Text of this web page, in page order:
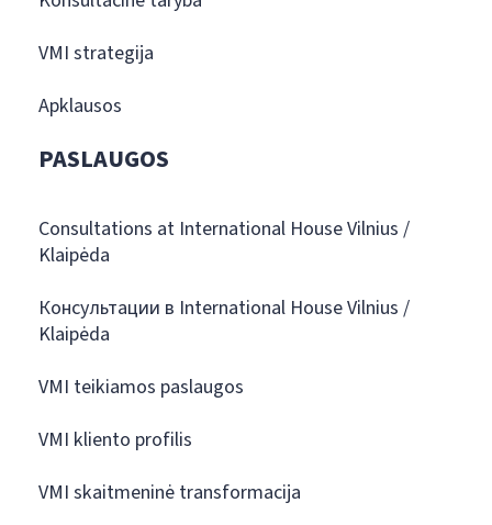
VMI strategija
Apklausos
PASLAUGOS
Consultations at International House Vilnius /
Klaipėda
Консультации в International House Vilnius /
Klaipėda
VMI teikiamos paslaugos
VMI kliento profilis
VMI skaitmeninė transformacija